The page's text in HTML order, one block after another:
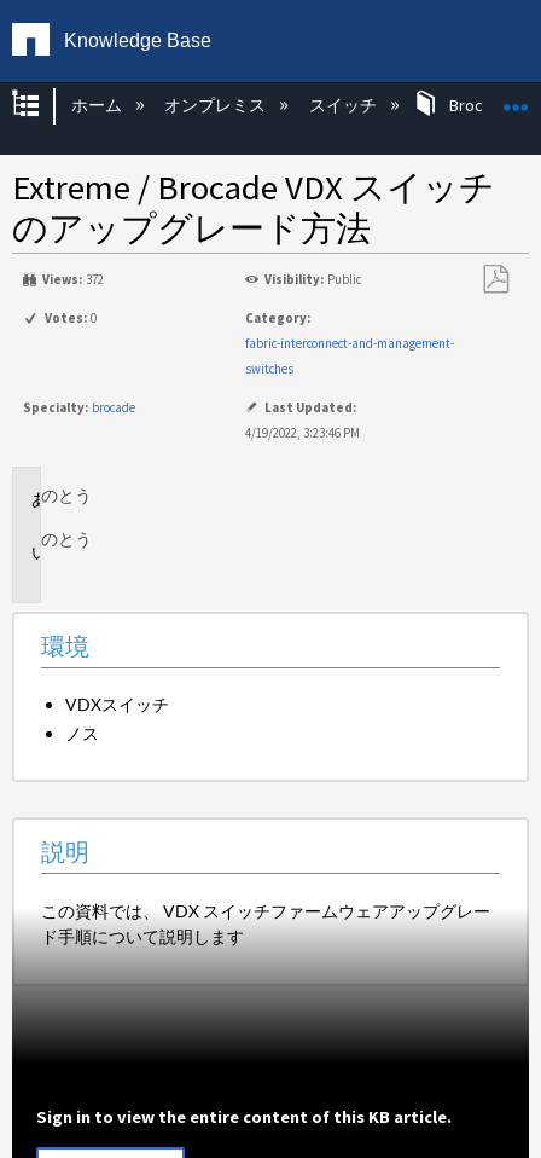
Knowledge Base
グローバル階層を展開/折りたたむ
ホーム オンプレミス スイッチ Brocade KB
Extreme / Brocade VDX スイッチ
のアップグレード方法
Views: 372 Visibility: Public
Votes: 0
Category:
fabric-interconnect-and-management-
switches
Specialty: brocade
Last Updated:
4/19/2022, 3:23:46 PM
環
説
のとう
のとう
環境
VDXスイッチ
ノス
説明
この資料では、 VDX スイッチファームウェアアップグレー
ド手順について説明します
Sign in to view the entire content of this KB article.